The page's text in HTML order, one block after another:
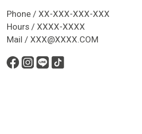
Phone / XX-XXX-XXX-XXX
Hours / XXXX-XXXX
Mail / XXX@XXXX.COM